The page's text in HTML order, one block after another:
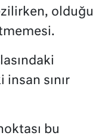
olduğu
sınır
bu